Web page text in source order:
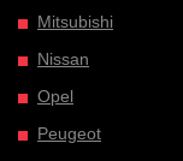
Mitsubishi
Nissan
Opel
Peugeot